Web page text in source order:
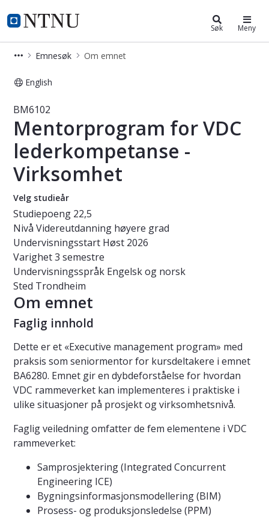
NTNU Hjemmeside
Studier Søk Meny
Emnesøk Om emnet
English
Emne - Mentorprogram for VDC
BM6102
Mentorprogram for VDC
lederkompetanse -
Virksomhet
Velg studieår
Studiepoeng 22,5
Nivå Videreutdanning høyere grad
Undervisningsstart Høst 2026
Varighet3 semestre
Undervisningsspråk Engelsk og norsk
Sted Trondheim
Om emnet
Faglig innhold
Dette er et «Executive management program» med
praksis som seniormentor for kursdeltakere i emnet
BA6280. Emnet gir en dybdeforståelse for hvordan
VDC rammeverket kan implementeres i praktiske i
ulike situasjoner på prosjekt og virksomhetsnivå.
Faglig veiledning omfatter de fem elementene i VDC
rammeverket:
Samprosjektering (Integrated Concurrent
Engineering ICE)
Bygningsinformasjonsmodellering (BIM)
Prosess- og produksjonsledelse (PPM)